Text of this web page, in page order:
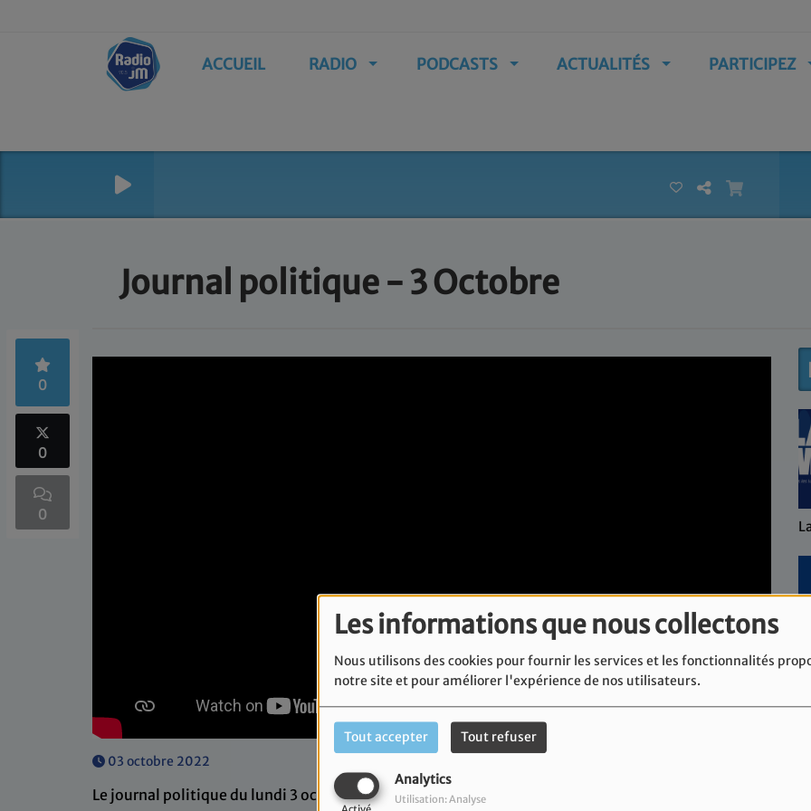
Les informations que nous collectons
Nous utilisons des cookies pour fournir les services et les fonctionnalités
notre site et pour améliorer l'expérience de nos utilisateurs.
Tout accepter Tout refuser
Analytics
Utilisation: Analyse
ACCUEIL RADIO PODCASTS ACTUALITÉS PARTICIPEZ
Journal politique - 3 Octobre
0
0
0
03 octobre 2022
Le journal politique du lundi 3 octobre 2022.